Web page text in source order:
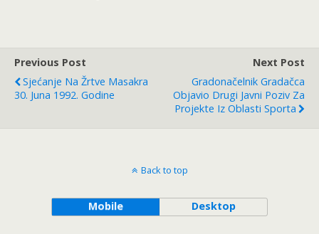
Previous Post
Sjećanje Na Žrtve Masakra
30. Juna 1992. Godine
Next Post
Gradonačelnik Gradačca
Objavio Drugi Javni Poziv Za
Projekte Iz Oblasti Sporta
Back to top
Mobile Desktop